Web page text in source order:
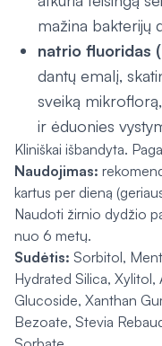
mažina bakterijų
natrio fluoridas
dantų emalį,
sveiką
ir ėduonies
Kliniškai išbandyta.
Naudojimas:
kartus per dieną
Naudoti žirnio dydžio
nuo 6 metų.
Sudėtis: Sorbitol,
Hydrated Silica,
Glucoside, Xanthan
Bezoate, Stevia